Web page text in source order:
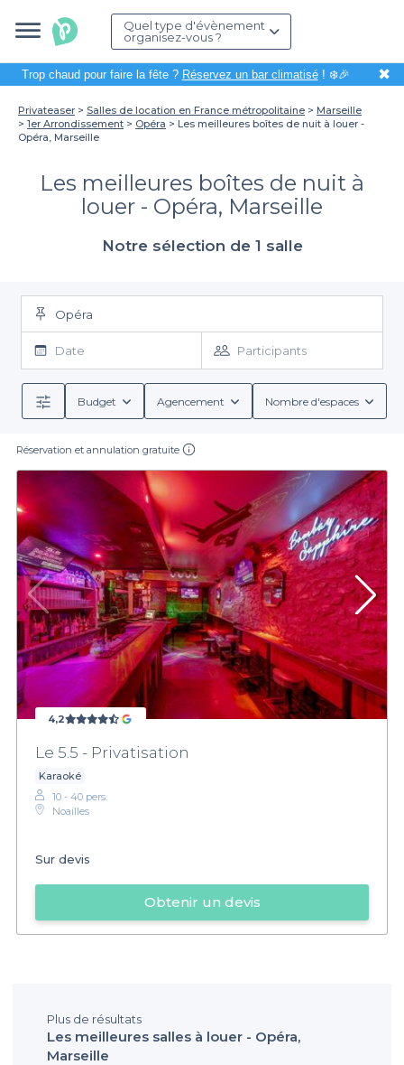
Quel type d'évènement
organisez-vous ?
Trop chaud pour faire la fête ? Réservez un bar climatisé! ❄️🎉 ✖
Privateaser Salles de location en France métropolitaine
Marseille
1er Arrondissement
Opéra
Les meilleures boîtes de nuit à louer -
Opéra, Marseille
Les meilleures boîtes de nuit à
louer - Opéra, Marseille
Notre sélection de 1 salle
Opéra
Date Participants
Budget Agencement Nombre d'espaces
Réservation et annulation gratuite
4,2
Le 5.5 - Privatisation
Karaoké
10 - 40 pers.
Noailles
Sur devis
Obtenir un devis
Plus de résultats
Les meilleures salles à louer - Opéra,
Marseille